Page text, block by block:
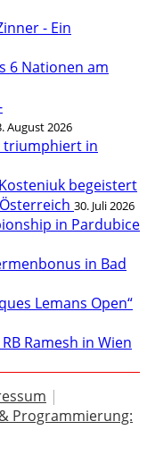
- Ein
6 Nationen am
August 2026
triumphiert in
begeistert
30. Juli 2026
in Pardubice
in Bad
Lemans Open“
Ramesh in Wien
|
Programmierung: